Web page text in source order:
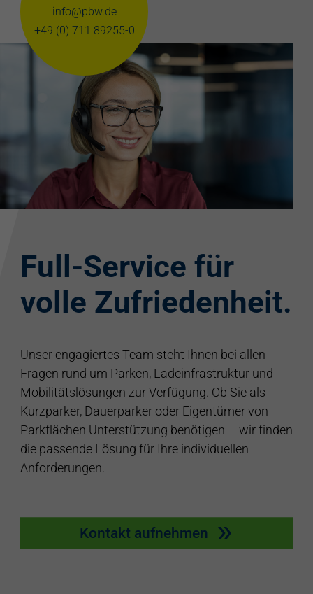
info@pbw.de
+49 (0) 711 89255-0
Full-Service für
volle Zufriedenheit.
Unser engagiertes Team steht Ihnen bei allen
Fragen rund um Parken, Ladeinfrastruktur und
Mobilitätslösungen zur Verfügung. Ob Sie als
Kurzparker, Dauerparker oder Eigentümer von
Parkflächen Unterstützung benötigen – wir finden
die passende Lösung für Ihre individuellen
Anforderungen.
Kontakt aufnehmen